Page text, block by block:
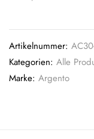
Artikelnummer:
Kategorien: Alle
Marke: Argento